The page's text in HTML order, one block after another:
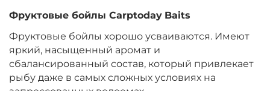
‍899‍ ₽‍1 058‍ ₽
Диаметр:
Фруктовые бойлы Carptoday Baits
Фруктовые бойлы хорошо усваиваются. Имеют
яркий, насыщенный аромат и
сбалансированный состав, который привлекает
рыбу даже в самых сложных условиях на